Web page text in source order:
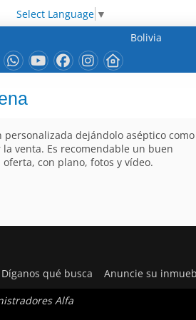
Select Language ▼
Bolivia
personalizada dejándolo aséptico
venta. Es recomendable un buen
con plano, fotos y vídeo.
Díganos qué busca Anuncie su
Alfa